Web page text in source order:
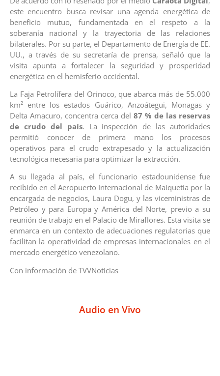
este encuentro busca revisar una agenda energética de
beneficio mutuo, fundamentada en el respeto a la
soberanía nacional y la trayectoria de las relaciones
bilaterales. Por su parte, el Departamento de Energía de EE.
UU., a través de su secretaría de prensa, señaló que la
visita apunta a fortalecer la seguridad y prosperidad
energética en el hemisferio occidental.
La Faja Petrolífera del Orinoco, que abarca más de 55.000
km² entre los estados Guárico, Anzoátegui, Monagas y
Delta Amacuro, concentra cerca del 87 % de las reservas
de crudo del país. La inspección de las autoridades
permitió conocer de primera mano los procesos
operativos para el crudo extrapesado y la actualización
tecnológica necesaria para optimizar la extracción.
A su llegada al país, el funcionario estadounidense fue
recibido en el Aeropuerto Internacional de Maiquetía por la
encargada de negocios, Laura Dogu, y las viceministras de
Petróleo y para Europa y América del Norte, previo a su
reunión de trabajo en el Palacio de Miraflores. Esta visita se
enmarca en un contexto de adecuaciones regulatorias que
facilitan la operatividad de empresas internacionales en el
mercado energético venezolano.
Con información de TVVNoticias
Audio en Vivo